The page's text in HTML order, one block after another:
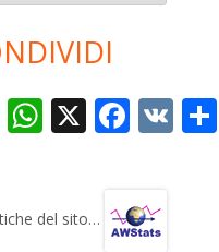
T
gr
W
s
X F
b
V
del sito…